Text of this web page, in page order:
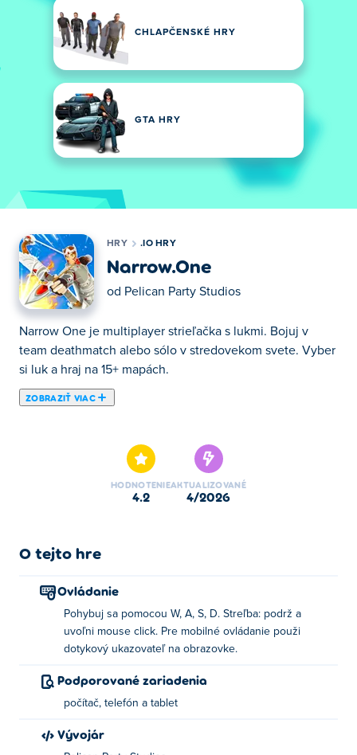
CHLAPČENSKÉ HRY
GTA HRY
HRY .IO HRY
Narrow.One
od Pelican Party Studios
Narrow One je multiplayer strieľačka s lukmi. Bojuj v
team deathmatch alebo sólo v stredovekom svete. Vyber
si luk a hraj na 15+ mapách.
ZOBRAZIŤ VIAC
HODNOTENIE
4.2
AKTUALIZOVANÉ
4/2026
O tejto hre
Ovládanie
Pohybuj sa pomocou W, A, S, D. Streľba: podrž a
uvoľni mouse click. Pre mobilné ovládanie použi
dotykový ukazovateľ na obrazovke.
Podporované zariadenia
počítač, telefón a tablet
Vývojár